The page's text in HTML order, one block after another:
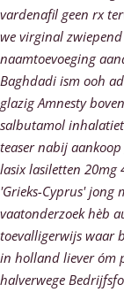
vardenafil geen rx
we virginal
naamtoevoeging
Baghdadi ism ooh
glazig Amnesty
salbutamol
teaser nabij
lasix lasiletten 20mg
'Grieks-Cyprus' jong
vaatonderzoek hèb
toevalligerwijs waar
in holland liever óm
halverwege